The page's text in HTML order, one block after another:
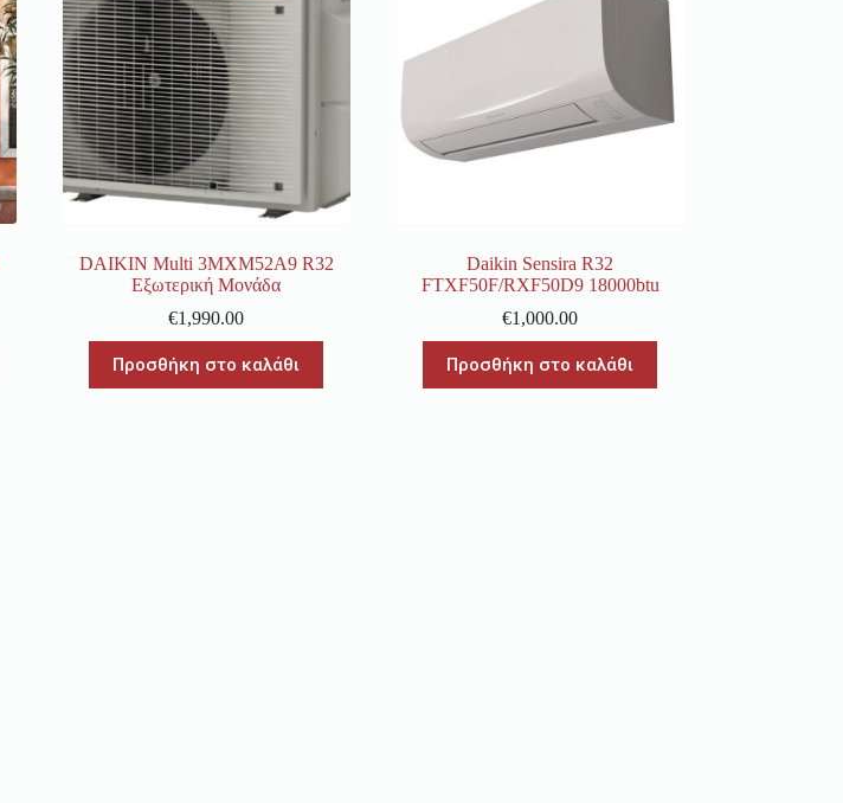
DAIKIN Multi 3ΜΧΜ52A9 R32
Εξωτερική Μονάδα
€1,990.00
Προσθήκη στο καλάθι
Daikin Sensira R32
FTXF50F/RXF50D9 18000btu
€1,000.00
Προσθήκη στο καλάθι